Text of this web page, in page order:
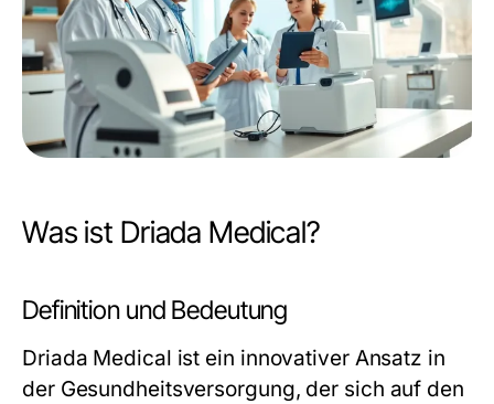
Was ist Driada Medical?
Definition und Bedeutung
Driada Medical ist ein innovativer Ansatz in
der Gesundheitsversorgung, der sich auf den